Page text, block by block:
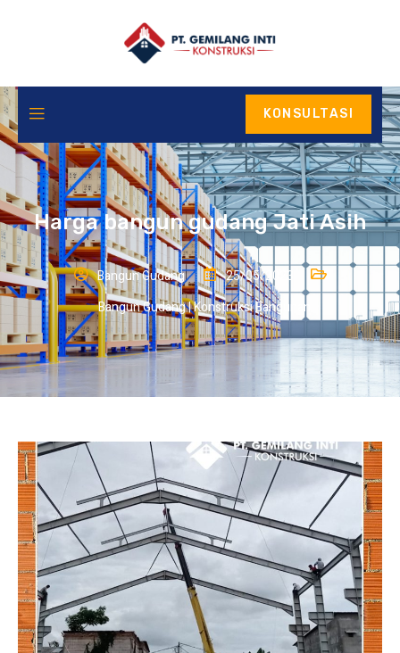
KONSULTASI
Harga bangun gudang Jati Asih
Bangun Gudang
25/05/2023
Bangun Gudang|Konstruksi Bangunan